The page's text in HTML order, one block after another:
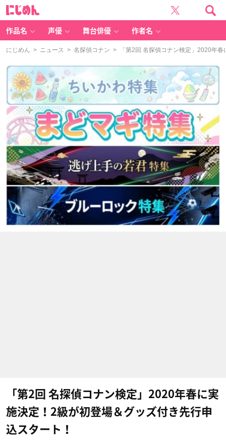
作品名 声優 舞台俳優 作者名
にじめん > ニュース > 名探偵コナン > 「第2回 名探偵コナン検定」2020年春
「第2回 名探偵コナン検定」2020年春に実
施決定！2級が初登場＆グッズ付き先行申
込スタート！